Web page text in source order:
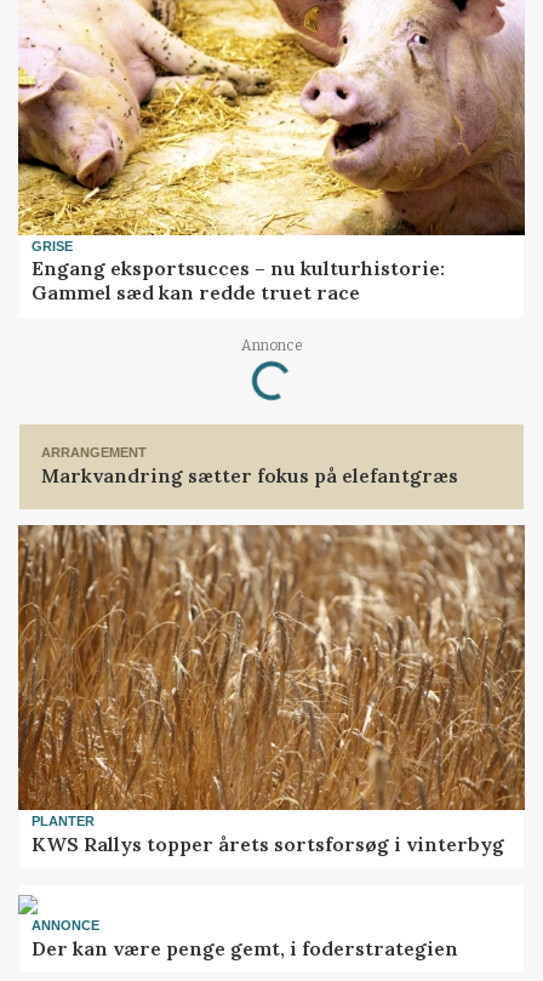
GRISE
Engang eksportsucces – nu kulturhistorie:
Gammel sæd kan redde truet race
Annonce
Loading...
ARRANGEMENT
Markvandring sætter fokus på elefantgræs
PLANTER
KWS Rallys topper årets sortsforsøg i vinterbyg
ANNONCE
Der kan være penge gemt, i foderstrategien